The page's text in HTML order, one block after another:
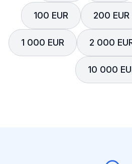
100 EUR 200 EUR
1 000 EUR 2 000
10 000